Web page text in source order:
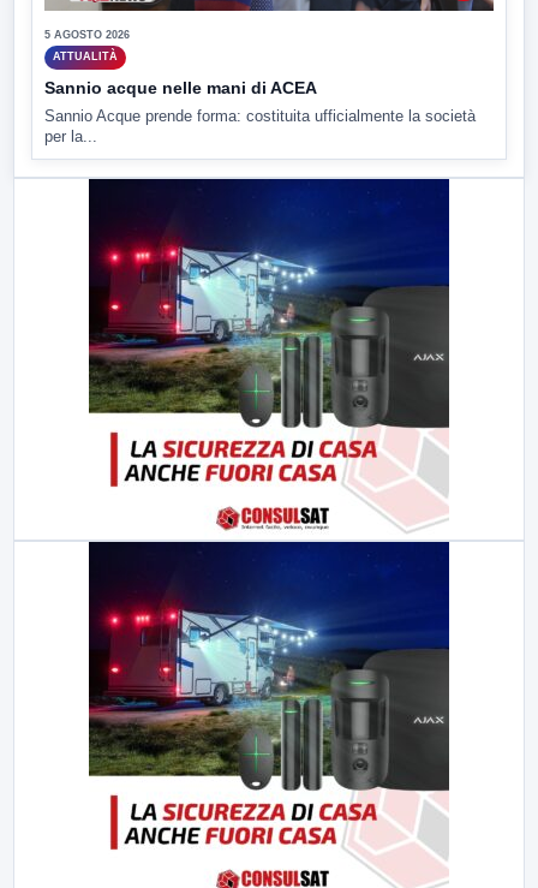
5 AGOSTO 2026
ATTUALITÀ
Sannio acque nelle mani di ACEA
Sannio Acque prende forma: costituita ufficialmente la società
per la...